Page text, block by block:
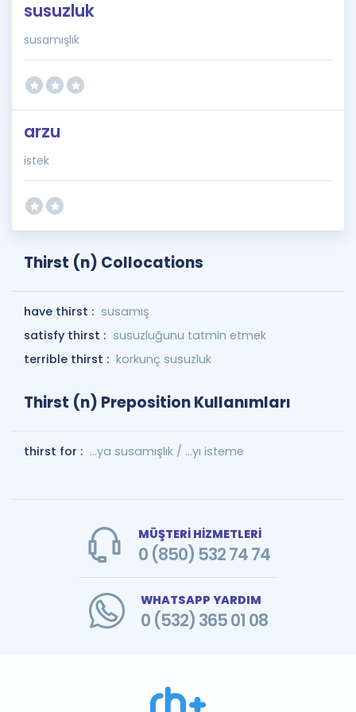
susuzluk
susamışlık
arzu
istek
Thirst (n) Collocations
have thirst : susamış
satisfy thirst : susuzluğunu tatmin etmek
terrible thirst : korkunç susuzluk
Thirst (n) Preposition Kullanımları
thirst for : ...ya susamışlık / ...yı isteme
MÜŞTERİ HİZMETLERİ
0 (850) 532 74 74
WHATSAPP YARDIM
0 (532) 365 01 08